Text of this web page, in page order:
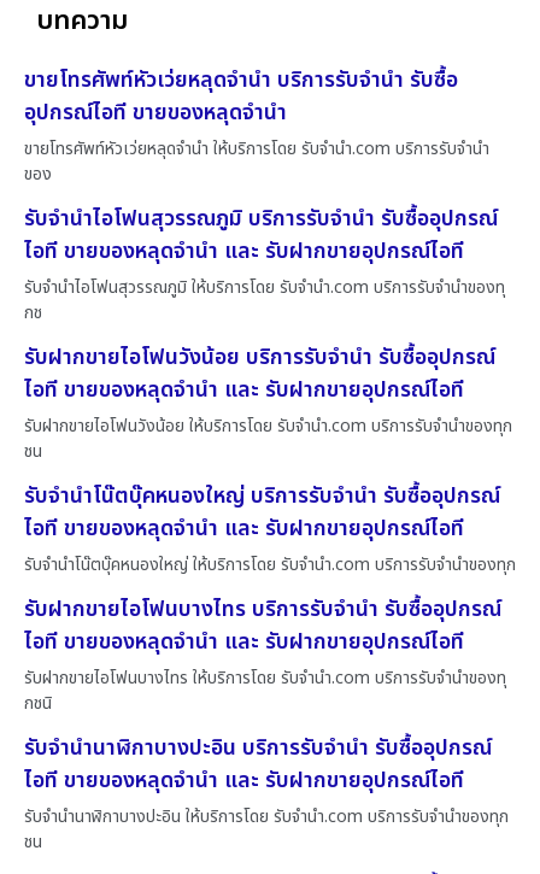
บทความ
ขายโทรศัพท์หัวเว่ยหลุดจำนำ บริการรับจำนำ รับซื้อ
อุปกรณ์ไอที ขายของหลุดจำนำ
ขายโทรศัพท์หัวเว่ยหลุดจำนำ ให้บริการโดย รับจํานํา.com บริการรับจำนำ
ของ
รับจำนำไอโฟนสุวรรณภูมิ บริการรับจำนำ รับซื้ออุปกรณ์
ไอที ขายของหลุดจำนำ และ รับฝากขายอุปกรณ์ไอที
รับจำนำไอโฟนสุวรรณภูมิ ให้บริการโดย รับจํานํา.com บริการรับจำนำของทุ
กช
รับฝากขายไอโฟนวังน้อย บริการรับจำนำ รับซื้ออุปกรณ์
ไอที ขายของหลุดจำนำ และ รับฝากขายอุปกรณ์ไอที
รับฝากขายไอโฟนวังน้อย ให้บริการโดย รับจํานํา.com บริการรับจำนำของทุก
ชน
รับจำนำโน๊ตบุ๊คหนองใหญ่ บริการรับจำนำ รับซื้ออุปกรณ์
ไอที ขายของหลุดจำนำ และ รับฝากขายอุปกรณ์ไอที
รับจำนำโน๊ตบุ๊คหนองใหญ่ ให้บริการโดย รับจํานํา.com บริการรับจำนำของทุก
รับฝากขายไอโฟนบางไทร บริการรับจำนำ รับซื้ออุปกรณ์
ไอที ขายของหลุดจำนำ และ รับฝากขายอุปกรณ์ไอที
รับฝากขายไอโฟนบางไทร ให้บริการโดย รับจํานํา.com บริการรับจำนำของทุ
กชนิ
รับจำนำนาฬิกาบางปะอิน บริการรับจำนำ รับซื้ออุปกรณ์
ไอที ขายของหลุดจำนำ และ รับฝากขายอุปกรณ์ไอที
รับจำนำนาฬิกาบางปะอิน ให้บริการโดย รับจํานํา.com บริการรับจำนำของทุก
ชน